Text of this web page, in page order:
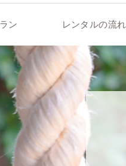
ン レンタルの流れ